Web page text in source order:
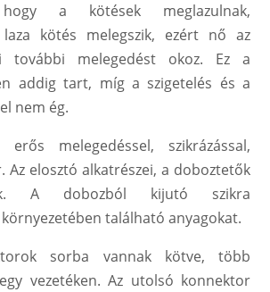
hogy a kötések meglazulnak,
kötés melegszik, ezért nő az
további melegedést okoz. Ez a
addig tart, míg a szigetelés és a
nem ég.
melegedéssel, szikrázással,
Az elosztó alkatrészei, a doboztetők
A dobozból kijutó szikra
található anyagokat.
sorba vannak kötve, több
vezetéken. Az utolsó konnektor